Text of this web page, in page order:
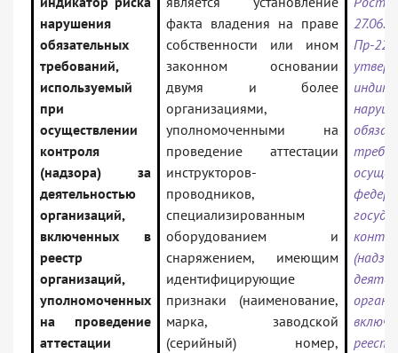
нарушения
обязательных
требований,
используемый
при
осуществлении
контроля
(надзора) за
деятельностью
организаций,
включенных в
реестр
организаций,
уполномоченных
на проведение
аттестации
факта владения на праве
собственности или ином
законном основании
двумя и более
организациями,
уполномоченными на
проведение аттестации
инструкторов-
проводников,
специализированным
оборудованием и
снаряжением, имеющим
идентифицирующие
признаки (наименование,
марка, заводской
(серийный) номер,
Пр-
реестр